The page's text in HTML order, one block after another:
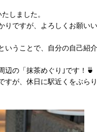
しました。
りですが、よろしくお願いい
いうことで、自分の自己紹
辺の「抹茶めぐり｣です！🍵
すが、休日に駅近くをぶら